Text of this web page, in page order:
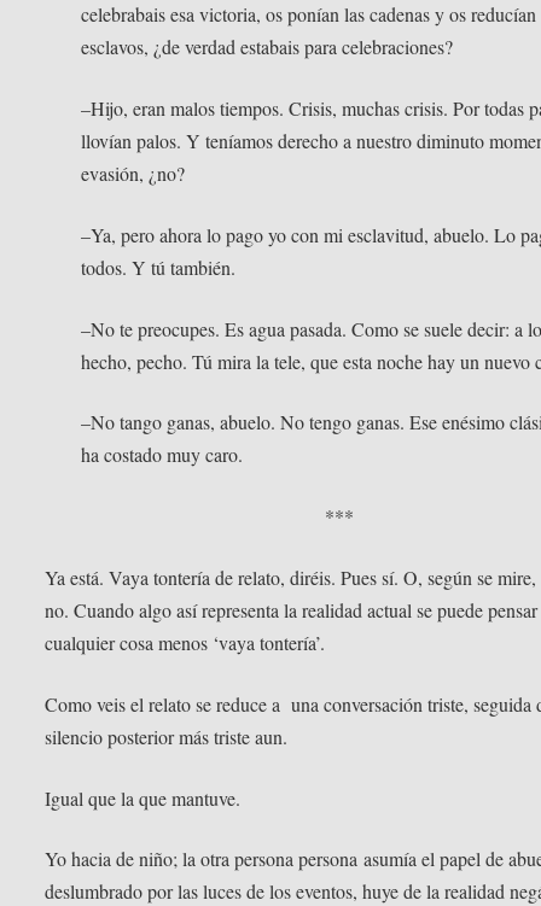
celebrabais esa victoria, os ponían las cadenas y os reducían
esclavos, ¿de verdad estabais para celebraciones?
–Hijo, eran malos tiempos. Crisis, muchas crisis. Por todas
llovían palos. Y teníamos derecho a nuestro diminuto
evasión, ¿no?
–Ya, pero ahora lo pago yo con mi esclavitud, abuelo. Lo
todos. Y tú también.
–No te preocupes. Es agua pasada. Como se suele decir: a
hecho, pecho. Tú mira la tele, que esta noche hay un nuevo
–No tango ganas, abuelo. No tengo ganas. Ese enésimo
ha costado muy caro.
***
Ya está. Vaya tontería de relato, diréis. Pues sí. O, según se mire,
no. Cuando algo así representa la realidad actual se puede
cualquier cosa menos ‘vaya tontería’.
Como veis el relato se reduce a una conversación triste, seguida
silencio posterior más triste aun.
Igual que la que mantuve.
Yo hacia de niño; la otra persona persona asumía el papel de
deslumbrado por las luces de los eventos, huye de la realidad